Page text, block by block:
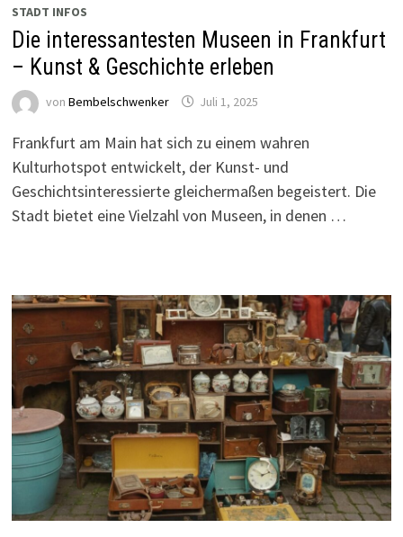
STADT INFOS
Die interessantesten Museen in Frankfurt
– Kunst & Geschichte erleben
von Bembelschwenker Juli 1, 2025
Frankfurt am Main hat sich zu einem wahren
Kulturhotspot entwickelt, der Kunst- und
Geschichtsinteressierte gleichermaßen begeistert. Die
Stadt bietet eine Vielzahl von Museen, in denen …